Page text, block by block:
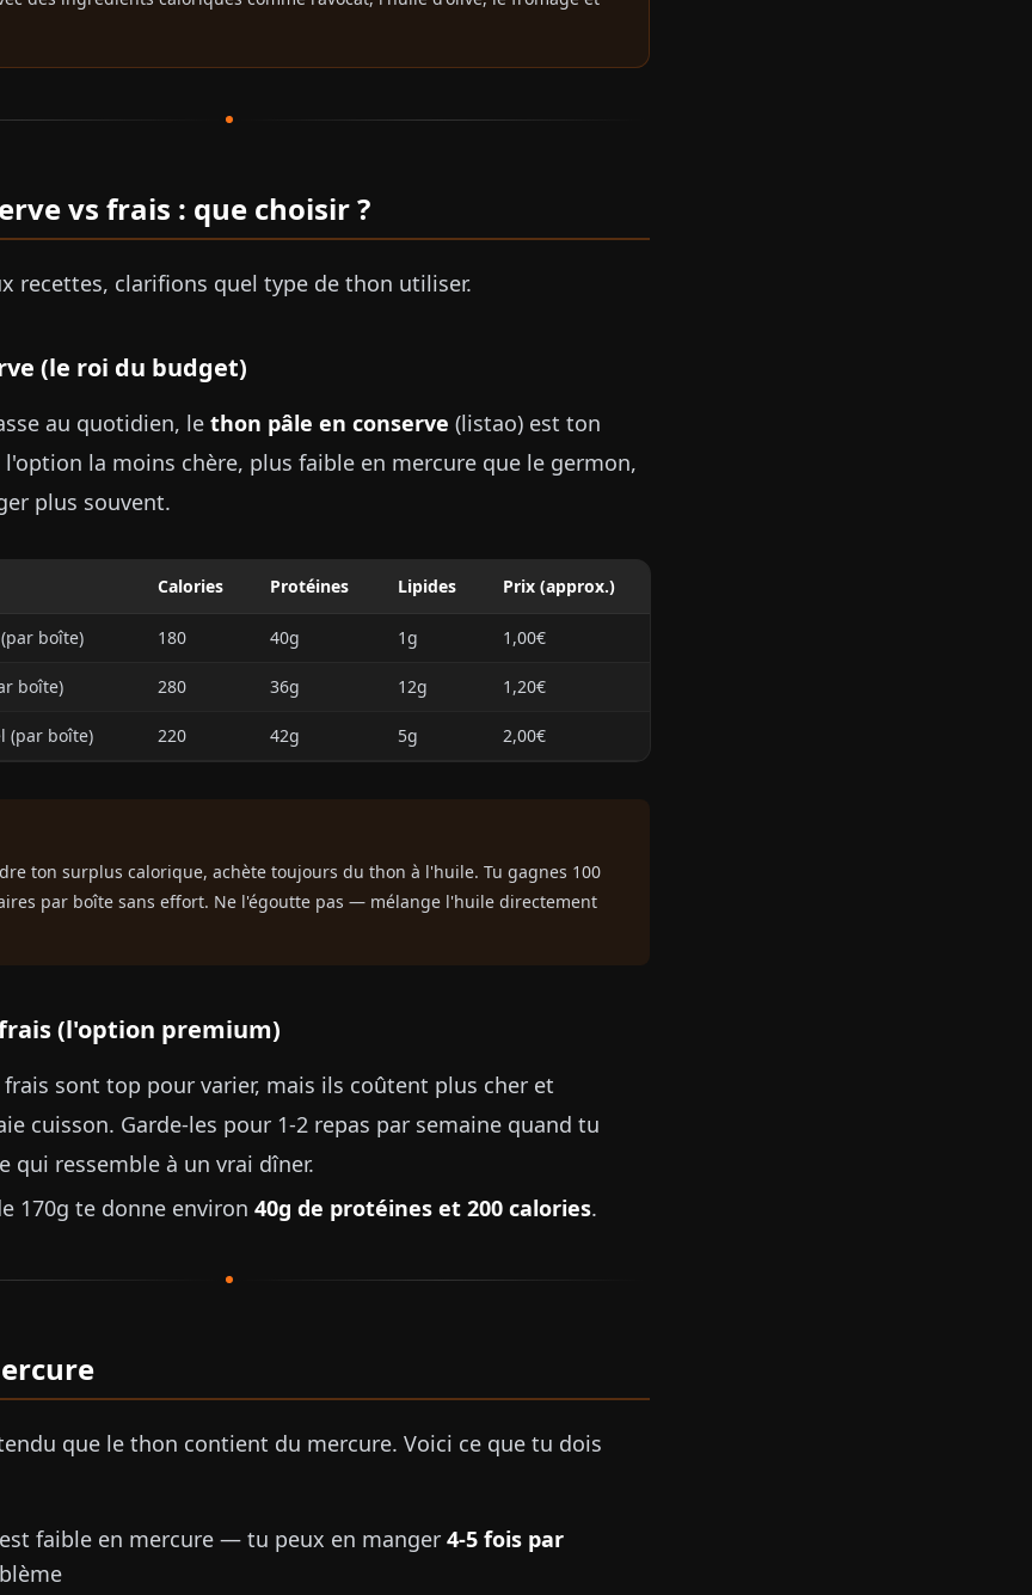
vs frais : que choisir ?
recettes, clarifions quel type de thon utiliser.
(le roi du budget)
au quotidien, le thon pâle en conserve (listao) est ton
la moins chère, plus faible en mercure que le germon,
plus souvent.
Calories Protéines Lipides Prix (approx.)
boîte) 180 40g 1g 1,00€
boîte) 280 36g 12g 1,20€
(par boîte) 220 42g 5g 2,00€
ton surplus calorique, achète toujours du thon à l'huile. Tu gagnes 100
par boîte sans effort. Ne l'égoutte pas — mélange l'huile directement
(l'option premium)
sont top pour varier, mais ils coûtent plus cher et
cuisson. Garde-les pour 1-2 repas par semaine quand tu
qui ressemble à un vrai dîner.
170g te donne environ 40g de protéines et 200 calories.
que le thon contient du mercure. Voici ce que tu dois
faible en mercure — tu peux en manger 4-5 fois par